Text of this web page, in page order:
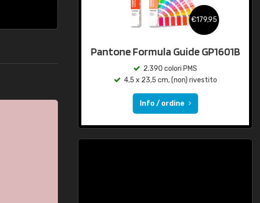
€179,95
Pantone Formula Guide GP1601B
2.390 colori PMS
4,5 x 23,5 cm, (non) rivestito
Info / ordine